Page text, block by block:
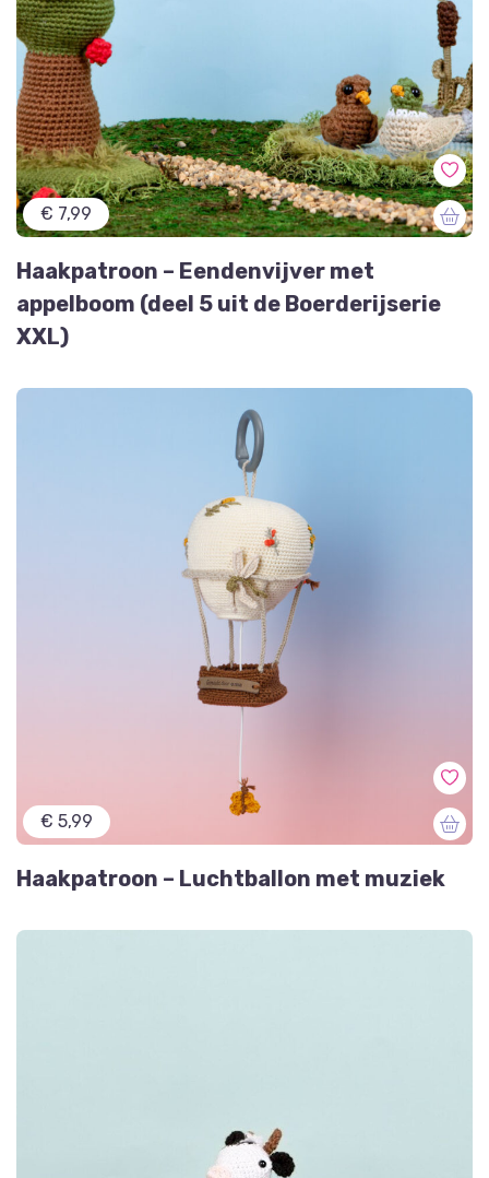
€ 7,99
Haakpatroon – Eendenvijver met
appelboom (deel 5 uit de Boerderijserie
XXL)
€ 5,99
Haakpatroon – Luchtballon met muziek